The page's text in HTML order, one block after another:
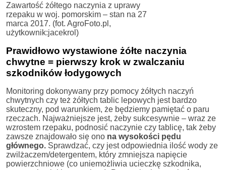
Zawartość żółtego naczynia z uprawy
rzepaku w woj. pomorskim – stan na 27
marca 2017. (fot. AgroFoto.pl,
użytkownik:jacekrol)
Prawidłowo wystawione żółte naczynia
chwytne = pierwszy krok w zwalczaniu
szkodników łodygowych
Monitoring dokonywany przy pomocy żółtych naczyń
chwytnych czy też żółtych tablic lepowych jest bardzo
skuteczny, pod warunkiem, że będziemy pamiętać o paru
rzeczach. Najważniejsze jest, żeby sukcesywnie – wraz ze
wzrostem rzepaku, podnosić naczynie czy tablicę, tak żeby
zawsze znajdowało się ono na wysokości pędu
głównego. Sprawdzać, czy jest odpowiednia ilość wody ze
zwilżaczem/detergentem, który zmniejsza napięcie
powierzchniowe (co uniemożliwia ucieczkę szkodnika,